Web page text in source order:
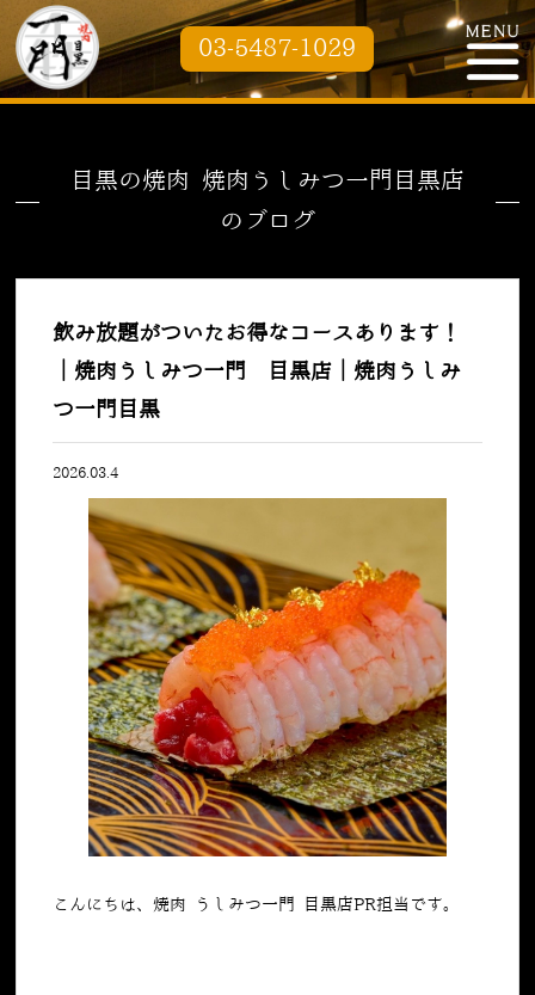
03-5487-1029
目黒の焼肉 焼肉うしみつ一門目黒店
のブログ
飲み放題がついたお得なコースあります！
｜焼肉うしみつ一門 目黒店｜焼肉うしみ
つ一門目黒
2026.03.4
こんにちは、焼肉 うしみつ一門 目黒店PR担当です。